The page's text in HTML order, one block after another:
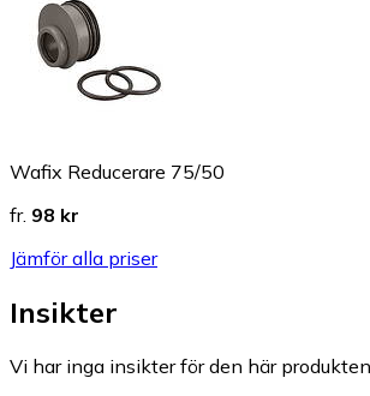
Wafix Reducerare 75/50
fr. 98 kr
Jämför alla priser
Insikter
Vi har inga insikter för den här